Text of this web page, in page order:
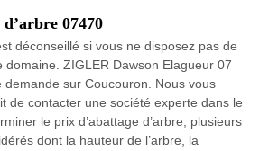
07470
déconseillé si vous ne disposez pas de
domaine. ZIGLER Dawson Elagueur 07
demande sur Coucouron. Nous vous
de contacter une société experte dans le
le prix d’abattage d’arbre, plusieurs
dont la hauteur de l’arbre, la